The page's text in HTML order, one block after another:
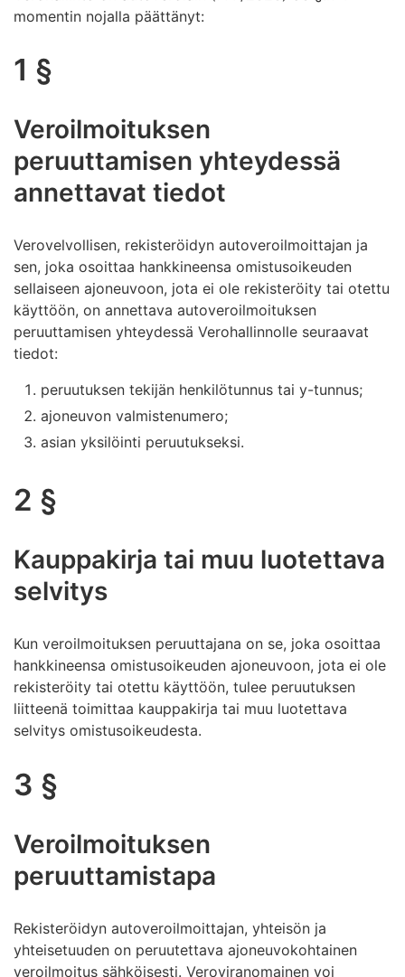
momentin nojalla päättänyt:
1 §
Veroilmoituksen
peruuttamisen yhteydessä
annettavat tiedot
Verovelvollisen, rekisteröidyn autoveroilmoittajan ja
sen, joka osoittaa hankkineensa omistusoikeuden
sellaiseen ajoneuvoon, jota ei ole rekisteröity tai otettu
käyttöön, on annettava autoveroilmoituksen
peruuttamisen yhteydessä Verohallinnolle seuraavat
tiedot:
peruutuksen tekijän henkilötunnus tai y-tunnus;
ajoneuvon valmistenumero;
asian yksilöinti peruutukseksi.
2 §
Kauppakirja tai muu luotettava
selvitys
Kun veroilmoituksen peruuttajana on se, joka osoittaa
hankkineensa omistusoikeuden ajoneuvoon, jota ei ole
rekisteröity tai otettu käyttöön, tulee peruutuksen
liitteenä toimittaa kauppakirja tai muu luotettava
selvitys omistusoikeudesta.
3 §
Veroilmoituksen
peruuttamistapa
Rekisteröidyn autoveroilmoittajan, yhteisön ja
yhteisetuuden on peruutettava ajoneuvokohtainen
veroilmoitus sähköisesti. Veroviranomainen voi